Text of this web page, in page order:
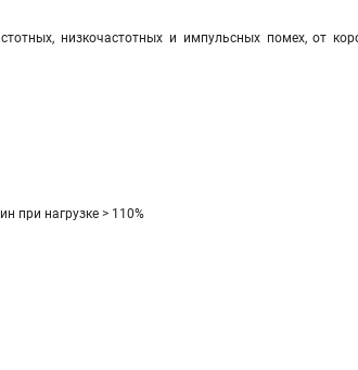
низкочастотных и импульсных помех, от
при нагрузке > 110%